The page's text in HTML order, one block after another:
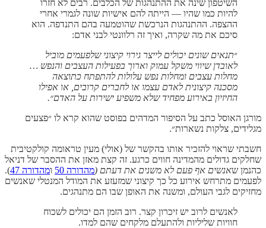
השיטפון שינה את ההתנהגות של הכלבים. רבים לא חזרו
להיות כמו שהיו — הייתה להם אישיות שונה לגמרי אחרי
ההצפה. ההתנהגות הנרכשת שהוטמעה בהם התנדפה. הוא
סיכם את מה שקרה, ואיך זה רלוונטי לבני אדם:
״תנאים שונים יכולים לייצר גירוי קיצוני שלפעמים מוביל
לאובדן שיווי משקל עמוק וארוך בפעילות העצבים והנפש …
מחלות עצבים ומחלות נפש עלולות להתפתח כתוצאה
מסכנה קיצונית לאדם עצמו או לחברים קרובים, או אפילו
החיזיון באירוע מפחיד שלא משפיע ישירות על האדם״.
מורגן האוסל כתב על הסיפור המדהים בפוסט שהוא קרא לו ״פצעים
מגלידים, צלקות נשארות״.
חשבתי שראוי להזכיר אותו בהקשר של (אולי) מעין טראומה קולקטיבית
שחלקים גדולים מהמדינה חווים כרגע. זה קצת מאזן את ההסבר של דניאל
כהנמן שאנשים אף פעם לא משנים את דעתם (מהדורה 50 ומהדורה 47
).
לפעמים מתרחש אירוע כל כך קיצוני שמזעזע את המודל המנטלי שאנשים
מחזיקים לגבי העולם, ומשנה את האופן שבו הם מתנהגים.
לאנשים לרוב יש זיכרון קצר. רוב הזמן הם יכולים לשכוח
חוויות שליליות ולהתעלם מלקחים שהם למדו.